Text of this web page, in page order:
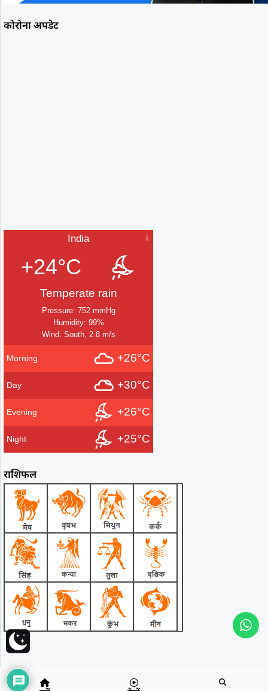
कोरोना अपडेट
India
+24°C
Temperate rain
Pressure: 752 mmHg
Humidity: 99%
Wind: South, 2.8 m/s
Morning +26°C
Day +30°C
Evening +26°C
Night +25°C
राशिफल